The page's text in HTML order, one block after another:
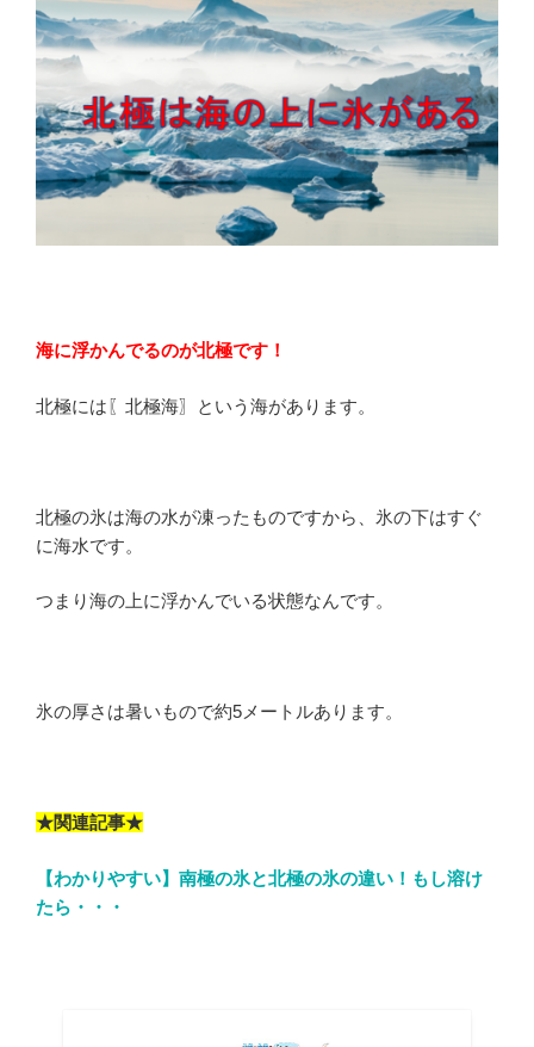
海に浮かんでるのが北極です！
北極には〖北極海〗という海があります。
北極の氷は海の水が凍ったものですから、氷の下はすぐ
に海水です。
つまり海の上に浮かんでいる状態なんです。
氷の厚さは暑いもので約5メートルあります。
★関連記事★
【わかりやすい】南極の氷と北極の氷の違い！もし溶け
たら・・・